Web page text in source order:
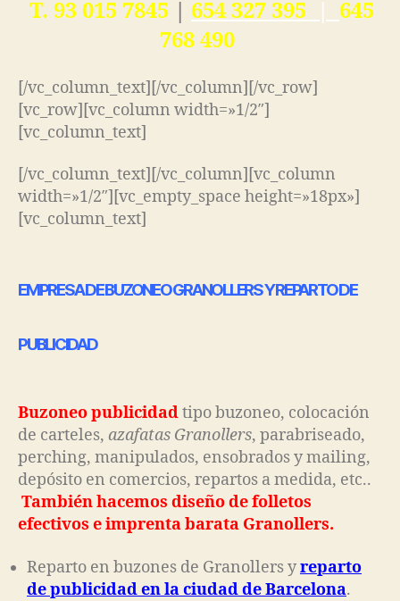
T. 93 015 7845 654 327 395
645
768 490
[/vc_column_text][/vc_column][/vc_row]
[vc_row][vc_column width=»1/2″]
[vc_column_text]
[/vc_column_text][/vc_column][vc_column
width=»1/2″][vc_empty_space height=»18px»]
[vc_column_text]
EMPRESA DE BUZONEO GRANOLLERS Y REPARTO DE
PUBLICIDAD
Buzoneo publicidadtipo buzoneo, colocación
de carteles, azafatas Granollers, parabriseado,
perching, manipulados, ensobrados y mailing,
depósito en comercios, repartos a medida, etc..
También hacemos diseño de folletos
efectivos e imprenta barata Granollers.
Reparto en buzones de Granollers yreparto
de publicidad en la ciudad de Barcelona.